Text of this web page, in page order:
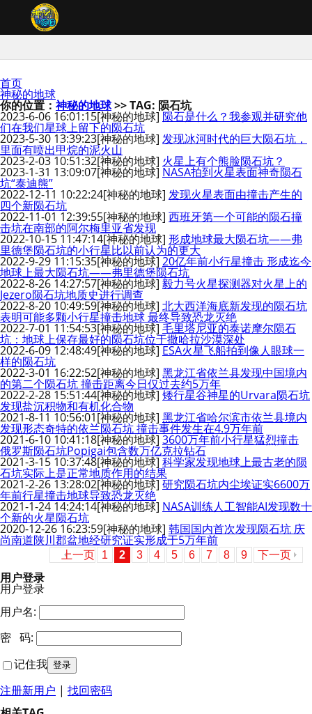
首页
神秘的地球
你的位置：神秘的地球>> TAG: 陨石坑
2023-6-06 16:01:15[神秘的地球]陨石是什么？我参观并研究他
们在我们星球上留下的陨石坑
2023-5-30 13:39:23[神秘的地球] 发现冰河时代的巨大陨石坑，
里面有喷出甲烷的泥火山
2023-2-03 10:51:32[神秘的地球] 火星上有个熊脸陨石坑？
2023-1-31 13:09:07[神秘的地球] NASA拍到火星表面神奇陨石
坑“泰迪熊”
2022-12-11 10:22:24[神秘的地球] 发现火星表面由撞击产生的
四个新陨石坑
2022-11-01 12:39:55[神秘的地球] 西班牙第一个可能的陨石撞
击坑在南部的阿尔梅里亚省发现
2022-10-15 11:47:14[神秘的地球] 形成地球最大陨石坑——弗
里德堡陨石坑的小行星比以前认为的更大
2022-9-29 11:15:35[神秘的地球] 20亿年前小行星撞击 形成迄今
地球上最大陨石坑——弗里德堡陨石坑
2022-8-26 14:27:57[神秘的地球] 毅力号火星探测器对火星上的
Jezero陨石坑地质史进行调查
2022-8-20 10:49:59[神秘的地球] 北大西洋海底新发现的陨石坑
表明可能多颗小行星撞击地球 最终导致恐龙灭绝
2022-7-01 11:54:53[神秘的地球] 毛里塔尼亚的泰诺摩尔陨石
坑：地球上保存最好的陨石坑位于撒哈拉沙漠深处
2022-6-09 12:48:49[神秘的地球] ESA火星飞船拍到像人眼球一
样的陨石坑
2022-3-01 16:22:52[神秘的地球] 黑龙江省依兰县发现中国境内
的第二个陨石坑 撞击距离今日仅过去约5万年
2022-2-28 15:51:44[神秘的地球] 矮行星谷神星的Urvara陨石坑
发现盐沉积物和有机化合物
2021-8-11 10:56:01[神秘的地球] 黑龙江省哈尔滨市依兰县境内
发现形态奇特的依兰陨石坑 撞击事件发生在4.9万年前
2021-6-10 10:41:18[神秘的地球] 3600万年前小行星猛烈撞击
俄罗斯陨石坑Popigai包含数万亿克拉钻石
2021-3-15 10:37:48[神秘的地球] 科学家发现地球上最古老的陨
石坑实际上是正常地质作用的结果
2021-2-26 13:28:02[神秘的地球] 研究陨石坑内尘埃证实6600万
年前行星撞击地球导致恐龙灭绝
2021-1-24 14:24:14[神秘的地球] NASA训练人工智能AI发现数十
个新的火星陨石坑
2020-12-26 16:23:59[神秘的地球] 韩国国内首次发现陨石坑 庆
尚南道陕川郡盆地经研究证实形成于5万年前
上一页 1 2 3 4 5 6 7 8 9 下一页
用户登录
用户登录
用户名:
密 码:
记住我
注册新用户 | 找回密码